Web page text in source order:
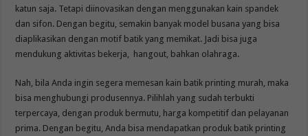
katun saja. Tetapi diinovasikan dengan menggunakan kain spandek
dan sifon. Dengan begitu, semakin banyak model busana yang bisa
diaplikasikan dengan motif batik yang memikat. Jadi bisa juga
mendukung aktivitas bekerja, hangout, bahkan olahraga.
Nah, bila Anda ingin segera memesan kain batik printing murah, maka
bisa menghubungi produsennya. Pilihlah yang sudah terbukti
terpercaya, dengan produk bermutu, harga kompetitif dan pelayanan
prima. Dengan begitu, Anda bisa mendapatkan produk batik printing